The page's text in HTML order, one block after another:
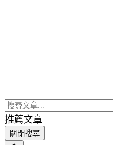
推薦文章
關閉搜尋